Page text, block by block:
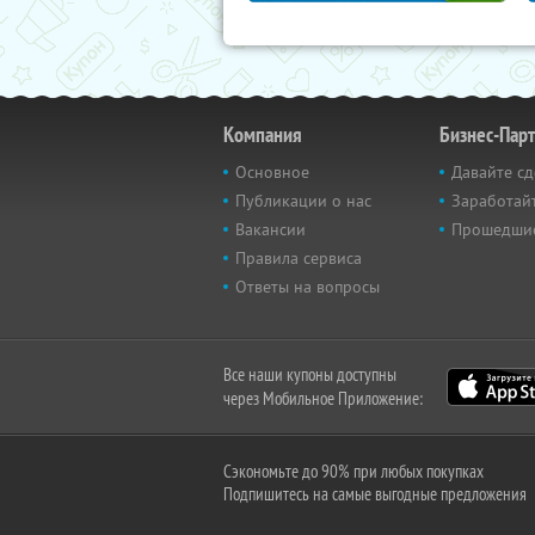
Компания
Основное
Публикации о нас
Вакансии
Правила сервиса
Ответы на вопросы
Бизнес-
Давайте
Все наши купоны доступны
через Мобильное Приложение:
Сэкономьте до 90% при любых покупках
Подпишитесь на самые выгодные предложения